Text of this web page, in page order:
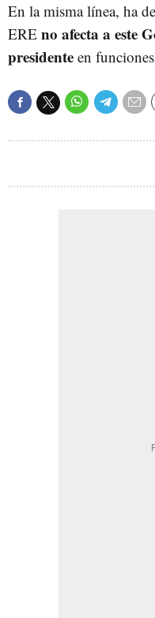
En la misma línea, ha
ERE no afecta a este
presidente en